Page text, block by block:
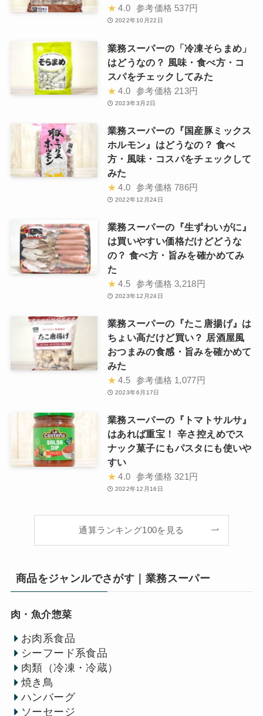
★ 4.0 参考価格 537円
2022年10月22日
業務スーパーの「冷凍そらまめ」
はどうなの？ 風味・食べ方・コ
スパをチェックしてみた
★ 4.0 参考価格 213円
2023年3月2日
業務スーパーの『国産豚ミックス
ホルモン』はどうなの？ 食べ
方・風味・コスパをチェックして
みた
★ 4.0 参考価格 786円
2022年12月24日
業務スーパーの『生ずわいがに』
は買いやすい価格だけどどうな
の？ 食べ方・旨みを確かめてみ
た
★ 4.5 参考価格 3,218円
2023年12月24日
業務スーパーの『たこ唐揚げ』は
ちょい高だけど買い？ 居酒屋風
おつまみの食感・旨みを確かめて
みた
★ 4.5 参考価格 1,077円
2023年6月17日
業務スーパーの『トマトサルサ』
はあれば重宝！ 辛さ控えめでス
ナック菓子にもパスタにも使いや
すい
★ 4.0 参考価格 321円
2022年12月16日
通算ランキング100を見る
商品をジャンルでさがす｜業務スーパー
肉・魚介惣菜
お肉系食品
シーフード系食品
肉類（冷凍・冷蔵）
焼き鳥
ハンバーグ
ソーセージ